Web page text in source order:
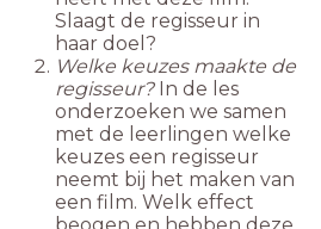
Slaagt de regisseur in
haar doel?
Welke keuzes maakte de
regisseur? In de les
onderzoeken we samen
met de leerlingen welke
keuzes een regisseur
neemt bij het maken van
een film. Welk effect